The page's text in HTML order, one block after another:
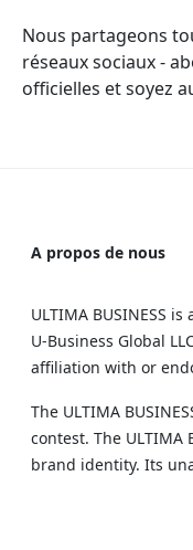
Nous partageons
réseaux sociaux -
officielles et soyez
A propos de nous
ULTIMA BUSINESS
U‑Business Global
affiliation with or
The ULTIMA
contest. The ULTIMA
brand identity. Its